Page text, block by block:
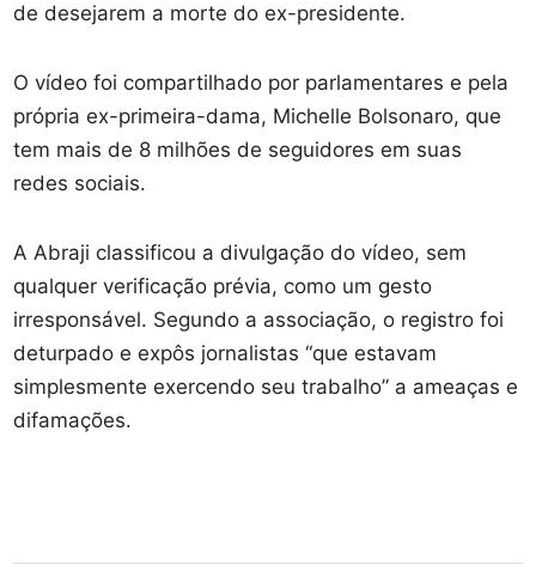
de desejarem a morte do ex-presidente.
O vídeo foi compartilhado por parlamentares e pela
própria ex-primeira-dama, Michelle Bolsonaro, que
tem mais de 8 milhões de seguidores em suas
redes sociais.
A Abraji classificou a divulgação do vídeo, sem
qualquer verificação prévia, como um gesto
irresponsável. Segundo a associação, o registro foi
deturpado e expôs jornalistas “que estavam
simplesmente exercendo seu trabalho” a ameaças e
difamações.